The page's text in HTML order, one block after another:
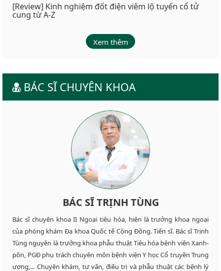
[Review] Kinh nghiệm đốt điện viêm lộ tuyến cổ tử
cung từ A-Z
Xem thêm
BÁC SĨ CHUYÊN KHOA
BÁC SĨ TRỊNH TÙNG
Bác sĩ chuyên khoa II Ngoại tiêu hóa, hiện là trưởng khoa ngoại
của phòng khám Đa khoa Quốc tế Cộng Đồng. Tiến sĩ. Bác sĩ Trịnh
Tùng nguyên là trưởng khoa phẫu thuật Tiêu hóa bệnh viện Xanh-
pôn, PGĐ phụ trách chuyên môn bệnh viện Y học Cổ truyền Trung
ương,... Chuyên khám, tư vấn, điều trị và phẫu thuật các bệnh lý